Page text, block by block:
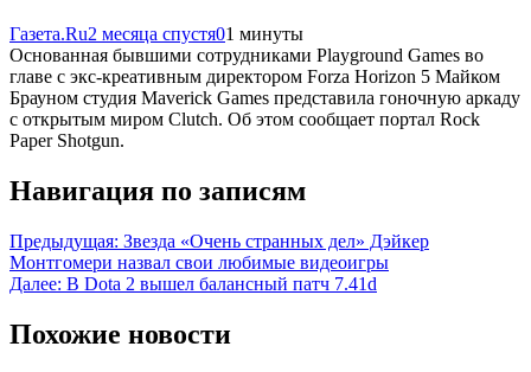
Газета.Ru2 месяца спустя01 минуты
Основанная бывшими сотрудниками Playground Games во
главе с экс-креативным директором Forza Horizon 5 Майком
Брауном студия Maverick Games представила гоночную аркаду
с открытым миром Clutch. Об этом сообщает портал Rock
Paper Shotgun.
Навигация по записям
Предыдущая: Звезда «Очень странных дел» Дэйкер
Монтгомери назвал свои любимые видеоигры
Далее: В Dota 2 вышел балансный патч 7.41d
Похожие новости